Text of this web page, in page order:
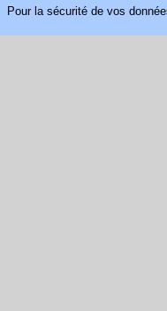
Pour la sécurité de vos